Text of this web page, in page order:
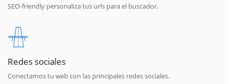
SEO-friendly personaliza tus urls para el buscador.
Redes sociales
Conectamos tu web con las principales redes sociales.